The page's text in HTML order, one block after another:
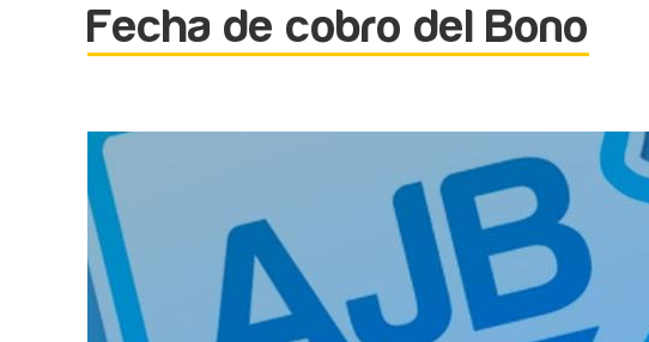
Fecha de cobro del Bono